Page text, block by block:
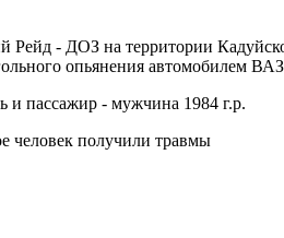
Рейд - ДОЗ на территории
опьянения автомобилем
и пассажир - мужчина 1984 г.р.